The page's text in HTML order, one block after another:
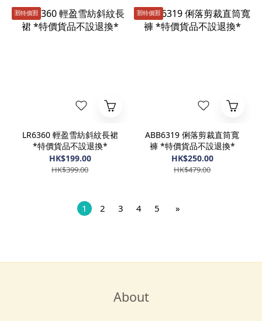
🈹️特價🈹️
LR6360 輕盈雪紡斜紋長裙
*特價貨品不設退換*
HK$199.00
HK$399.00
🈹️特價🈹️
ABB6319 俐落剪裁直筒寬
褲 *特價貨品不設退換*
HK$250.00
HK$479.00
1 2 3 4 5 »
About